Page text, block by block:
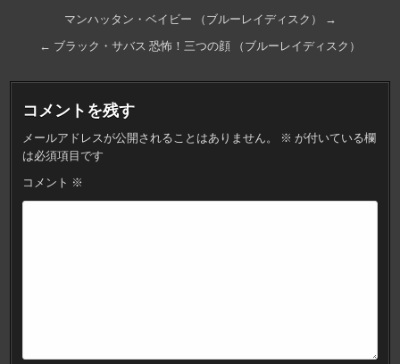
ゲ
ー
シ
ョ
マンハッタン・ベイビー （ブルーレイディスク） →
← ブラック・サバス 恐怖！三つの顔 （ブルーレイディスク）
コメントを残す
メールアドレスが公開されることはありません。 ※ が付いている欄
は必須項目です
コメント ※